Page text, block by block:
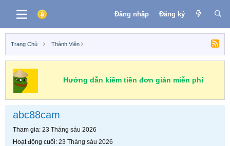
Đăng nhập Đăng ký
Trang Chủ Thành Viên
Hướng dẫn kiếm tiền đơn giản miễn phí
abc88cam
Tham gia 23 Tháng sáu 2026
Hoạt động cuối 23 Tháng sáu 2026